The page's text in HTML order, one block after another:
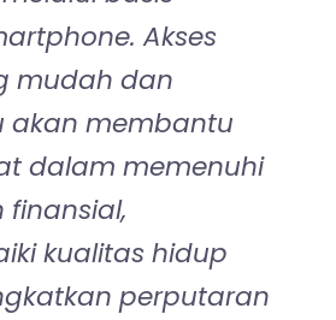
Akses
mudah dan
akan membantu
dalam memenuhi
kualitas hidup
perputaran